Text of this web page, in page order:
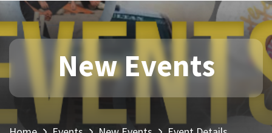
New Events